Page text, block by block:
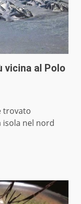
vicina al Polo
trovato
isola nel nord